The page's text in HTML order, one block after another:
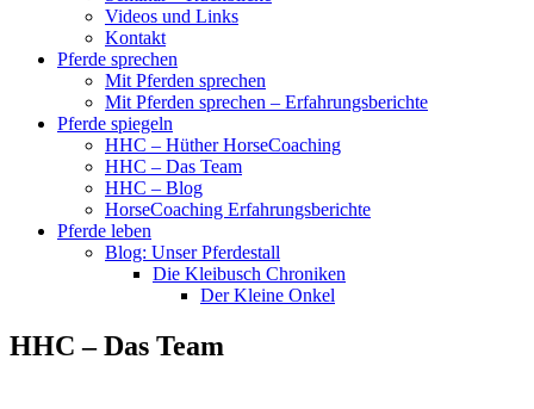
Videos und Links
Kontakt
Pferde sprechen
Mit Pferden sprechen
Mit Pferden sprechen – Erfahrungsberichte
Pferde spiegeln
HHC – Hüther HorseCoaching
HHC – Das Team
HHC – Blog
HorseCoaching Erfahrungsberichte
Pferde leben
Blog: Unser Pferdestall
Die Kleibusch Chroniken
Der Kleine Onkel
HHC – Das Team